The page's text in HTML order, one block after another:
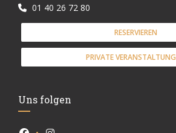
01 40 26 72 80
RESERVIEREN
PRIVATE
Uns folgen